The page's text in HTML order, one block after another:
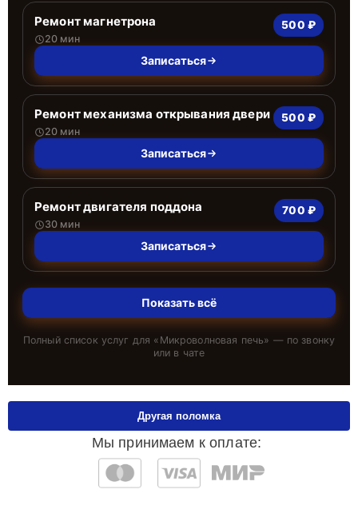
Ремонт магнетрона
20 мин
500 ₽
Записаться
Ремонт механизма открывания двери
20 мин
500 ₽
Записаться
Ремонт двигателя поддона
30 мин
700 ₽
Записаться
Показать всё
Полный список услуг для « Микроволновая печь» — по звонку
или в чате
Мы принимаем к оплате:
Другая поломка